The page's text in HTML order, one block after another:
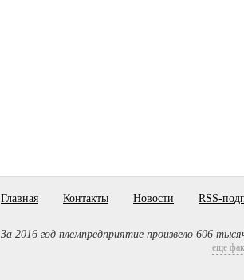
Главная Контакты Новости RSS-
За 2016 год племпредприятие произвело 606
еще